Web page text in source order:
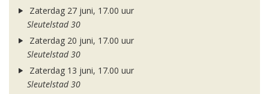
Zaterdag 27 juni, 17.00 uur
Sleutelstad 30
Zaterdag 20 juni, 17.00 uur
Sleutelstad 30
Zaterdag 13 juni, 17.00 uur
Sleutelstad 30